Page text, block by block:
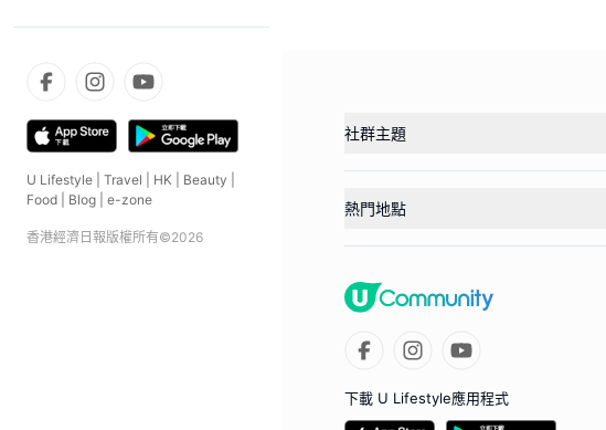
U Lifestyle Travel HK Beauty
Food
Blog e-zone
香港經濟日報版權所有©2026
社群主題
熱門地點
下載 U Lifestyle應用程式